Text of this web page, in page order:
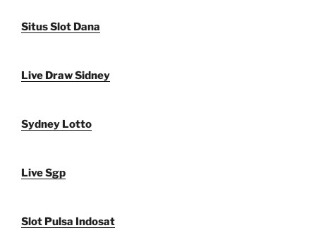
Situs Slot Dana
Live Draw Sidney
Sydney Lotto
Live Sgp
Slot Pulsa Indosat